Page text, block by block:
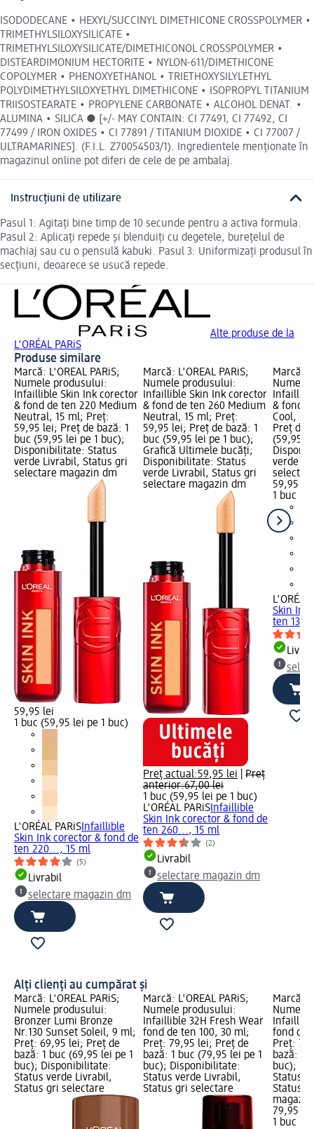
ISODODECANE • HEXYL/SUCCINYL DIMETHICONE CROSSPOLYMER •
TRIMETHYLSILOXYSILICATE •
TRIMETHYLSILOXYSILICATE/DIMETHICONOL CROSSPOLYMER •
DISTEARDIMONIUM HECTORITE • NYLON-611/DIMETHICONE
COPOLYMER • PHENOXYETHANOL • TRIETHOXYSILYLETHYL
POLYDIMETHYLSILOXYETHYL DIMETHICONE • ISOPROPYL TITANIUM
TRIISOSTEARATE • PROPYLENE CARBONATE • ALCOHOL DENAT. •
ALUMINA • SILICA ● [+/- MAY CONTAIN: CI 77491, CI 77492, CI
77499 / IRON OXIDES • CI 77891 / TITANIUM DIOXIDE • CI 77007 /
ULTRAMARINES]. (F.I.L. Z70054503/1). Ingredientele menționate în
magazinul online pot diferi de cele de pe ambalaj.
Instrucțiuni de utilizare
Pasul 1: Agitați bine timp de 10 secunde pentru a activa formula.
Pasul 2: Aplicați repede și blenduiți cu degetele, burețelul de
machiaj sau cu o pensulă kabuki. Pasul 3: Uniformizați produsul în
secțiuni, deoarece se usucă repede.
Alte produse de la
L'ORÉAL PARiS
Produse similare
Marcă: L'ORÉAL PARiS;
Numele produsului:
Infaillible Skin Ink corector
& fond de ten 220 Medium
Neutral, 15 ml; Preț:
59,95 lei; Preț de bază: 1
buc (59,95 lei pe 1 buc);
Disponibilitate: Status
verde Livrabil, Status gri
selectare magazin dm
59,95 lei
1 buc (59,95 lei pe 1 buc)
L'ORÉAL PARiS Infaillible
Skin Ink corector & fond de
ten 220..., 15 ml
(5)
Livrabil
selectare magazin dm
Marcă: L'ORÉAL PARiS;
Numele produsului:
Infaillible Skin Ink corector
& fond de ten 260 Medium
Neutral, 15 ml; Preț:
59,95 lei; Preț de bază: 1
buc (59,95 lei pe 1 buc);
Grafică Ultimele bucăți;
Disponibilitate: Status
verde Livrabil, Status gri
selectare magazin dm
Preț actual:59,95 lei |Preț
anterior:67,00 lei
1 buc (59,95 lei pe 1 buc)
L'ORÉAL PARiS Infaillible
Skin Ink corector & fond de
ten 260..., 15 ml
(2)
Livrabil
selectare magazin dm
Marcă:
Numele
& fond
Cool,
Preț de
(59,95
verde
59,95 lei
1 buc
L'ORÉAL
Skin Ink
ten
Alți clienți au cumpărat și
Marcă: L'ORÉAL PARiS;
Numele produsului:
Bronzer Lumi Bronze
Nr.130 Sunset Soleil, 9 ml;
Preț: 69,95 lei; Preț de
bază: 1 buc (69,95 lei pe 1
buc); Disponibilitate:
Status verde Livrabil,
Status gri selectare
Marcă: L'ORÉAL PARiS;
Numele produsului:
Infaillible 32H Fresh Wear
fond de ten 100, 30 ml;
Preț: 79,95 lei; Preț de
bază: 1 buc (79,95 lei pe 1
buc); Disponibilitate:
Status verde Livrabil,
Status gri selectare
Marcă:
Numele
fond de
Preț:
bază: 1
buc);
Status
Status
79,95 lei
1 buc